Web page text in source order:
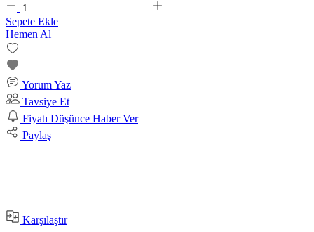
Sepete Ekle
Hemen Al
Yorum Yaz
Tavsiye Et
Fiyatı Düşünce Haber Ver
Paylaş
Karşılaştır